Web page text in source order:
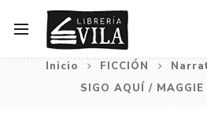
Inicio FICCIÓN
SIGO AQUÍ / MAGGIE